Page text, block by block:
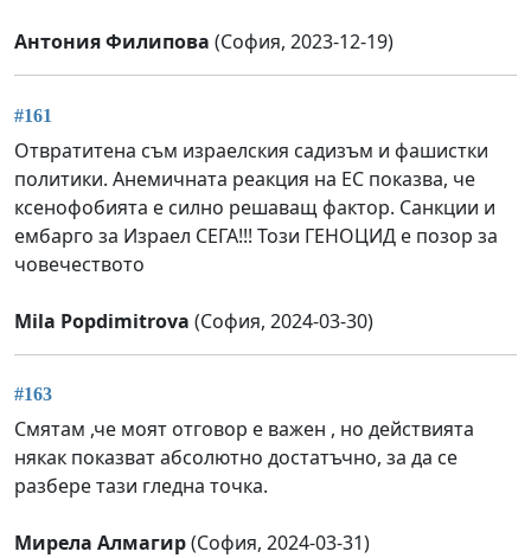
Антония Филипова (София, 2023-12-19)
#161
Отвратитена съм израелския садизъм и фашистки
политики. Анемичната реакция на ЕС показва, че
ксенофобията е силно решаващ фактор. Санкции и
ембарго за Израел СЕГА!!! Този ГЕНОЦИД е позор за
човечеството
Mila Popdimitrova (София, 2024-03-30)
#163
Смятам ,че моят отговор е важен , но действията
някак показват абсолютно достатъчно, за да се
разбере тази гледна точка.
Мирела Алмагир(София, 2024-03-31)